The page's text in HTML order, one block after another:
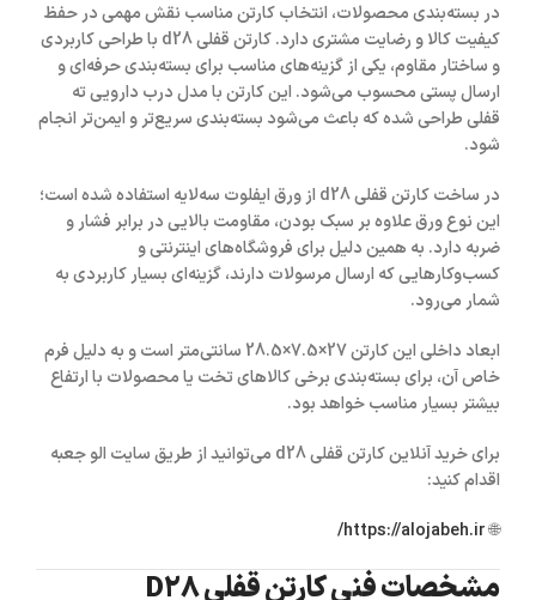
در بسته‌بندی محصولات، انتخاب کارتن مناسب نقش مهمی در حفظ
کیفیت کالا و رضایت مشتری دارد.کارتن قفلی d28
با طراحی کاربردی
و ساختار مقاوم، یکی از گزینه‌های مناسب برای بسته‌بندی حرفه‌ای و
ارسال پستی محسوب می‌شود. این کارتن با مدلدرب دارویی ته
قفلیطراحی شده که باعث می‌شود بسته‌بندی سریع‌تر و ایمن‌تر انجام
شود.
در ساختکارتن قفلی d28 از ورق ایفلوت سه‌لایه استفاده شده است؛
این نوع ورق علاوه بر سبک بودن، مقاومت بالایی در برابر فشار و
ضربه دارد. به همین دلیل برای فروشگاه‌های اینترنتی و
کسب‌وکارهایی که ارسال مرسولات دارند، گزینه‌ای بسیار کاربردی به
شمار می‌رود.
ابعاد داخلی این کارتن27×7.5×28.5 سانتی‌متر
است و به دلیل فرم
خاص آن، برای بسته‌بندی برخی کالاهای تخت یا محصولات با ارتفاع
بیشتر بسیار مناسب خواهد بود.
برای خرید آنلاینکارتن قفلی d28 می‌توانید از طریق سایت الو جعبه
اقدام کنید:
🌐
https://alojabeh.ir/
مشخصات فنی کارتن قفلی D28